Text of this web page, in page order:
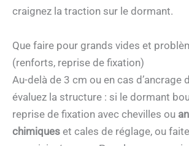
craignez la traction sur le dormant.
Que faire pour grands vides et
(renforts, reprise de fixation)
Au-delà de 3 cm ou en cas d’ancrage
évaluez la structure : si le dormant
reprise de fixation avec chevilles ou
chimiques et cales de réglage, ou